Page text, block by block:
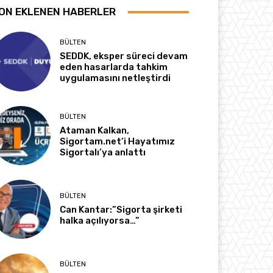
EKLENEN HABERLER
BÜLTEN
SEDDK, eksper süreci devam
eden hasarlarda tahkim
uygulamasını netleştirdi
BÜLTEN
Ataman Kalkan,
Sigortam.net’i Hayatımız
Sigortalı’ya anlattı
BÜLTEN
Can Kantar:”Sigorta şirketi
halka açılıyorsa…”
BÜLTEN